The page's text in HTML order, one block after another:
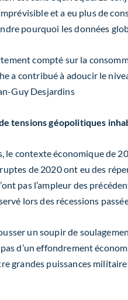
et a eu plus de
pourquoi les données
compté sur la
a contribué à adoucir le
Guy Desjardins
tensions géopolitiques
contexte économique de
de 2020 ont eu des
pas l’ampleur des
lors des récessions
un soupir de
d’un effondrement
grandes puissances